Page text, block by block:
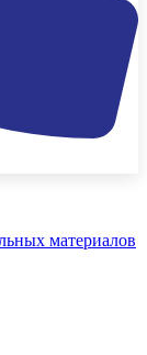
материалов